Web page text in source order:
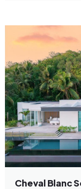
Cheval Blanc